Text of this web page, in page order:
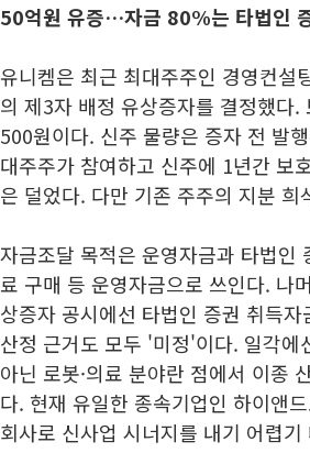
50억원 유증…자금 80%는 타법인
유니켐은 최근 최대주주인 경영컨
의 제3자 배정 유상증자를 결정했다
500원이다. 신주 물량은 증자 전 발
대주주가 참여하고 신주에 1년간 보
은 덜었다. 다만 기존 주주의 지분 희
자금조달 목적은 운영자금과 타법
료 구매 등 운영자금으로 쓰인다. 나
상증자 공시에선 타법인 증권 취득
산정 근거도 모두 '미정'이다. 일각
아닌 로봇·의료 분야란 점에서 이종
다. 현재 유일한 종속기업인 하이앤
회사로 신사업 시너지를 내기 어렵기